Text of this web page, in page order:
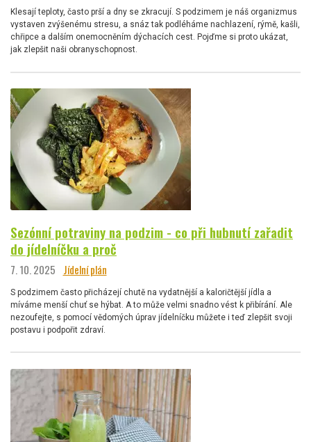
Klesají teploty, často prší a dny se zkracují. S podzimem je náš organizmus
vystaven zvýšenému stresu, a snáz tak podléháme nachlazení, rýmě, kašli,
chřipce a dalším onemocněním dýchacích cest. Pojďme si proto ukázat,
jak zlepšit naši obranyschopnost.
Sezónní potraviny na podzim - co při hubnutí zařadit
do jídelníčku a proč
7. 10. 2025 Jídelní plán
S podzimem často přicházejí chutě na vydatnější a kaloričtější jídla a
míváme menší chuť se hýbat. A to může velmi snadno vést k přibírání. Ale
nezoufejte, s pomocí vědomých úprav jídelníčku můžete i teď zlepšit svoji
postavu i podpořit zdraví.